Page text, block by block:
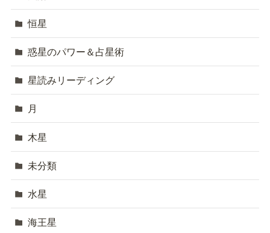
恒星
惑星のパワー＆占星術
星読みリーディング
月
木星
未分類
水星
海王星